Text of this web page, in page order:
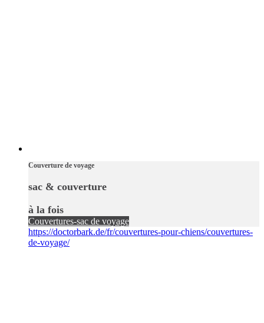
Couverture de voyage
sac & couverture
à la fois
Couvertures-sac de voyage
https://doctorbark.de/fr/couvertures-pour-chiens/couvertures-
de-voyage/